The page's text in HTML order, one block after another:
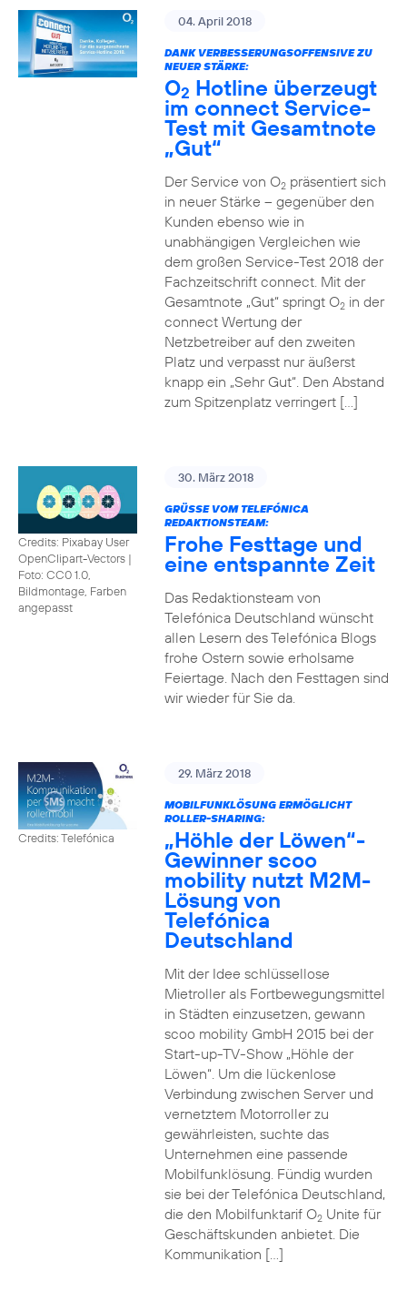
04. April 2018
DANK VERBESSERUNGSOFFENSIVE ZU
NEUER STÄRKE:
O2 Hotline überzeugt
im connect Service-
Test mit Gesamtnote
„Gut“
Der Service von O2präsentiert sich
in neuer Stärke – gegenüber den
Kunden ebenso wie in
unabhängigen Vergleichen wie
dem großen Service-Test 2018 der
Fachzeitschrift connect. Mit der
Gesamtnote „Gut“ springt O2in der
connect Wertung der
Netzbetreiber auf den zweiten
Platz und verpasst nur äußerst
knapp ein „Sehr Gut“. Den Abstand
zum Spitzenplatz verringert […]
Credits: Pixabay User
OpenClipart-Vectors |
Foto: CC0 1.0,
Bildmontage, Farben
angepasst
30. März 2018
GRÜSSE VOM TELEFÓNICA R
EDAKTIONSTEAM:
Frohe Festtage und
eine entspannte Zeit
Das Redaktionsteam von
Telefónica Deutschland wünscht
allen Lesern des Telefónica Blogs
frohe Ostern sowie erholsame
Feiertage. Nach den Festtagen sind
wir wieder für Sie da.
Credits: Telefónica
29. März 2018
MOBILFUNKLÖSUNG ERMÖGLICHT
ROLLER-SHARING:
„Höhle der Löwen“-
Gewinner scoo
mobility nutzt M2M-
Lösung von
Telefónica
Deutschland
Mit der Idee schlüssellose
Mietroller als Fortbewegungsmittel
in Städten einzusetzen, gewann
scoo mobility GmbH 2015 bei der
Start-up-TV-Show „Höhle der
Löwen“. Um die lückenlose
Verbindung zwischen Server und
vernetztem Motorroller zu
gewährleisten, suchte das
Unternehmen eine passende
Mobilfunklösung. Fündig wurden
sie bei der Telefónica Deutschland,
die den Mobilfunktarif O2Unite für
Geschäftskunden anbietet. Die
Kommunikation […]